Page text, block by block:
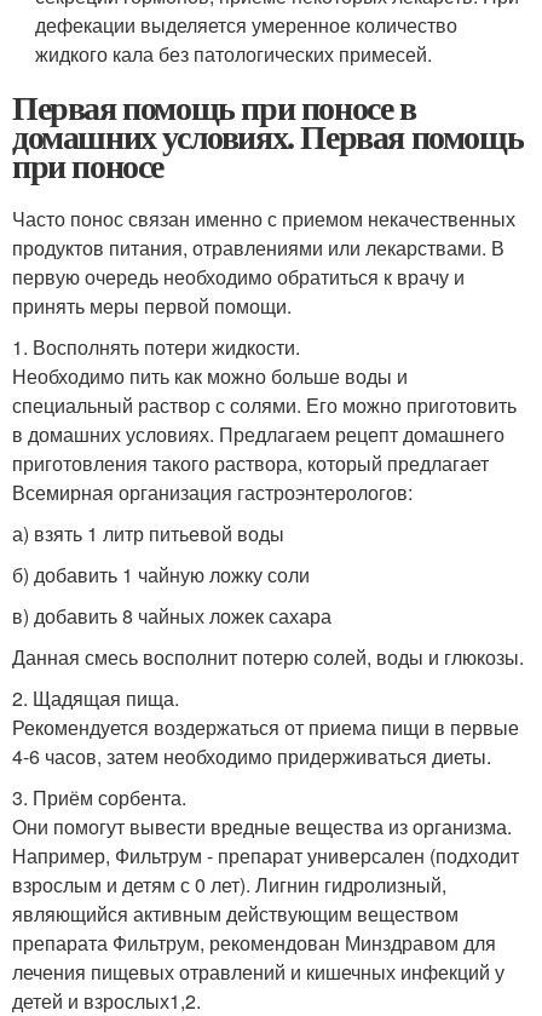
дефекации выделяется умеренное количество
жидкого кала без патологических примесей.
Первая помощь при поносе в
домашних условиях. Первая помощь
при поносе
Часто понос связан именно с приемом некачественных
продуктов питания, отравлениями или лекарствами. В
первую очередь необходимо обратиться к врачу и
принять меры первой помощи.
1. Восполнять потери жидкости.
Необходимо пить как можно больше воды и
специальный раствор с солями. Его можно приготовить
в домашних условиях. Предлагаем рецепт домашнего
приготовления такого раствора, который предлагает
Всемирная организация гастроэнтерологов:
а) взять 1 литр питьевой воды
б) добавить 1 чайную ложку соли
в) добавить 8 чайных ложек сахара
Данная смесь восполнит потерю солей, воды и глюкозы.
2. Щадящая пища.
Рекомендуется воздержаться от приема пищи в первые
4-6 часов, затем необходимо придерживаться диеты.
3. Приём сорбента.
Они помогут вывести вредные вещества из организма.
Например, Фильтрум - препарат универсален (подходит
взрослым и детям с 0 лет). Лигнин гидролизный,
являющийся активным действующим веществом
препарата Фильтрум, рекомендован Минздравом для
лечения пищевых отравлений и кишечных инфекций у
детей и взрослых1,2.